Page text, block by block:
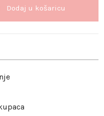
Dodaj u košaricu